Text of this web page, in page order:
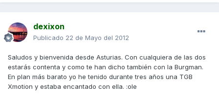
dexixon
Publicado 22 de Mayo del 2012
Saludos y bienvenida desde Asturias. Con cualquiera de las dos
estarás contenta y como te han dicho también con la Burgman.
En plan más barato yo he tenido durante tres años una TGB
Xmotion y estaba encantado con ella. :ole